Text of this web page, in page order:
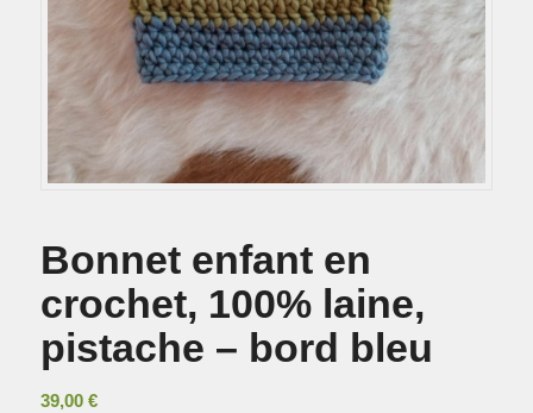
Bonnet enfant en
crochet, 100% laine,
pistache – bord bleu
39,00 €